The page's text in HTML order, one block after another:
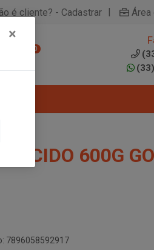
é cliente? - Cadastrar |
0
ACIDO 600G
7896058592917
×